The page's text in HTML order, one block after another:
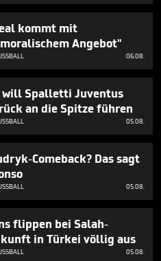
kommt mit
Angebot"
06.08.
will Spalletti Juventus
an die Spitze führen
05.08.
Comeback? Das sagt
05.08.
flippen bei Salah-
in Türkei völlig aus
05.08.